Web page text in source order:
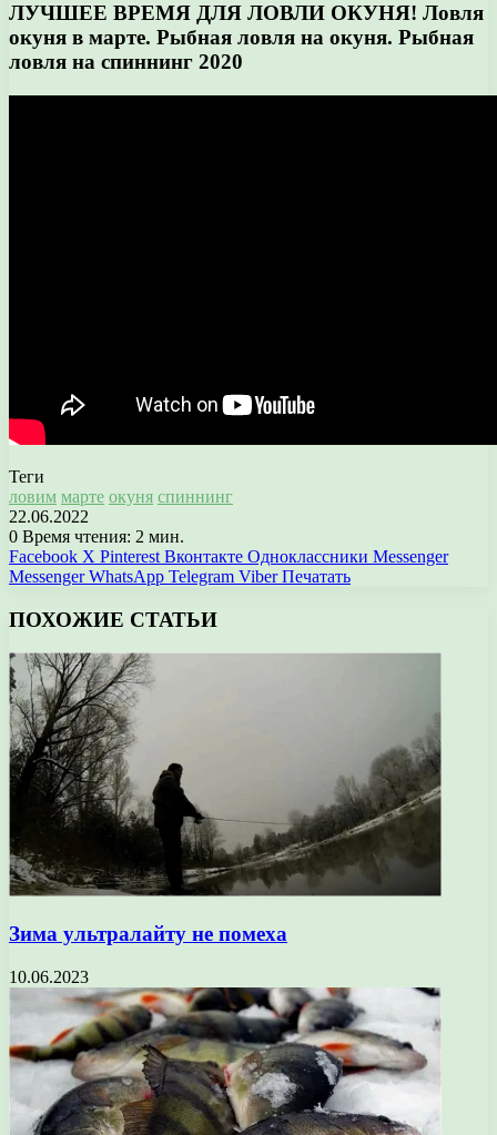
ЛУЧШЕЕ ВРЕМЯ ДЛЯ ЛОВЛИ ОКУНЯ! Ловля
окуня в марте. Рыбная ловля на окуня. Рыбная
ловля на спиннинг 2020
Теги
ловим марте окуня спиннинг
22.06.2022
0 Время чтения: 2 мин.
Facebook X Pinterest Вконтакте Одноклассники Messenger
Messenger WhatsApp Telegram Viber Печатать
ПОХОЖИЕ СТАТЬИ
Зима ультралайту не помеха
10.06.2023